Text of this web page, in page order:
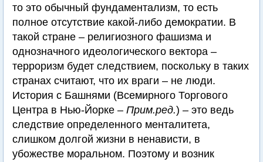
то это обычный фундаментализм, то есть
полное отсутствие какой-либо демократии. В
такой стране – религиозного фашизма и
однозначного идеологического вектора –
терроризм будет следствием, поскольку в таких
странах считают, что их враги – не люди.
История с Башнями (Всемирного Торгового
Центра в Нью-Йорке – Прим.ред.) – это ведь
следствие определенного менталитета,
слишком долгой жизни в ненависти, в
убожестве моральном. Поэтому и возник